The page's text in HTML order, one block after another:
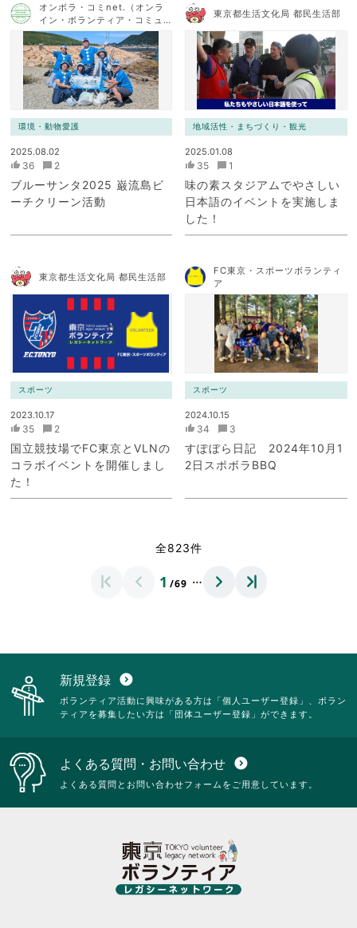
オンボラ・コミnet.（オンラ
イン・ボランティア・コミュ
ニケーション・ネットワー
ク）
環境・動物愛護
2025.08.02
36 2
ブルーサンタ2025 巌流島ビ
ーチクリーン活動
東京都生活文化局 都民生活部
地域活性・まちづくり・観光
2025.01.08
35 1
味の素スタジアムでやさしい
日本語のイベントを実施しま
した！
東京都生活文化局 都民生活部
スポーツ
2023.10.17
35 2
国立競技場でFC東京とVLNの
コラボイベントを開催しまし
た！
FC東京・スポーツボランティ
ア
スポーツ
2024.10.15
34 3
すぽぼら日記 2024年10月1
2日スポボラBBQ
全823件
1 /69 …
新規登録 expand_circle_down
ボランティア活動に興味がある方は「個人ユーザー登録」、ボラン
ティアを募集したい方は「団体ユーザー登録」ができます。
よくある質問・お問い合わせ expand_circle_down
よくある質問とお問い合わせフォームをご用意しています。